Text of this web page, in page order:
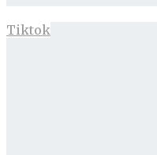
Tiktok